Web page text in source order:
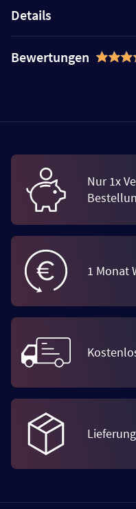
Details
Bewertungen
Nur 1x
1 Monat